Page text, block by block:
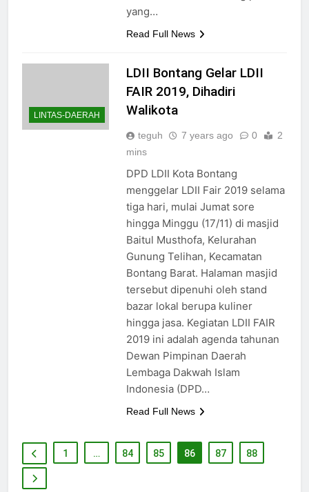
yang…
Read Full News
LINTAS-DAERAH
LDII Bontang Gelar LDII
FAIR 2019, Dihadiri
Walikota
teguh 7 years ago 0
2
mins
DPD LDII Kota Bontang
menggelar LDII Fair 2019 selama
tiga hari, mulai Jumat sore
hingga Minggu (17/11) di masjid
Baitul Musthofa, Kelurahan
Gunung Telihan, Kecamatan
Bontang Barat. Halaman masjid
tersebut dipenuhi oleh stand
bazar lokal berupa kuliner
hingga jasa. Kegiatan LDII FAIR
2019 ini adalah agenda tahunan
Dewan Pimpinan Daerah
Lembaga Dakwah Islam
Indonesia (DPD…
Read Full News
1 … 84 85 86 87 88